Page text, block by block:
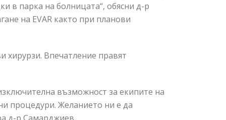
в парка на болницата“, обясни д-р
на EVAR както при планови
хирурзи. Впечатление правят
възможност за екипите на
процедури. Желанието ни е да